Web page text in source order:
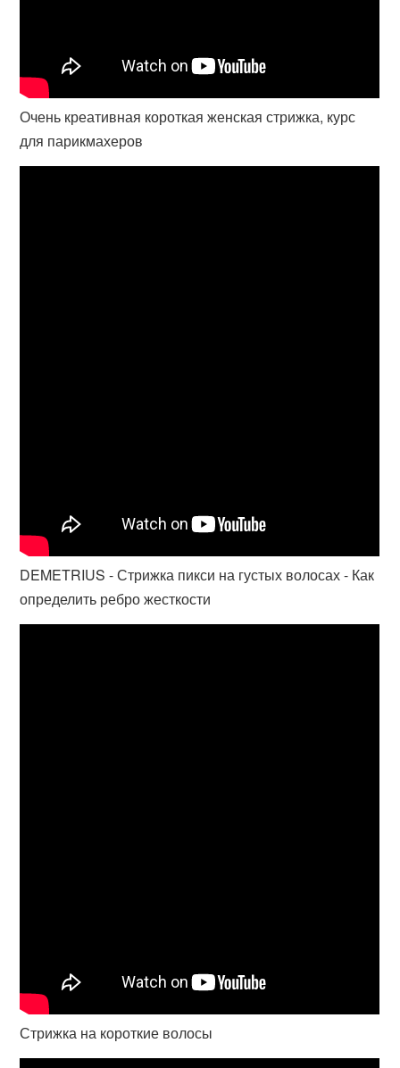
Очень креативная короткая женская стрижка, курс
для парикмахеров
DEMETRIUS - Стрижка пикси на густых волосах - Как
определить ребро жесткости
Стрижка на короткие волосы